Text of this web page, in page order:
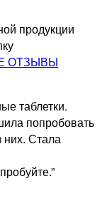
продукции
ОТЗЫВЫ
таблетки.
попробовать
них. Стала